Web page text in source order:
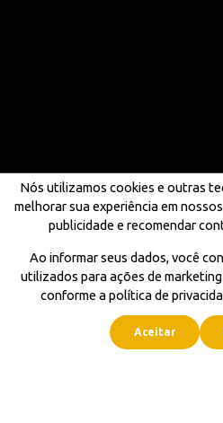
Nós utilizamos cookies e outras
melhorar sua experiência em
publicidade e recomendar
Ao informar seus dados, você
utilizados para ações de
conforme a política de
Aceitar